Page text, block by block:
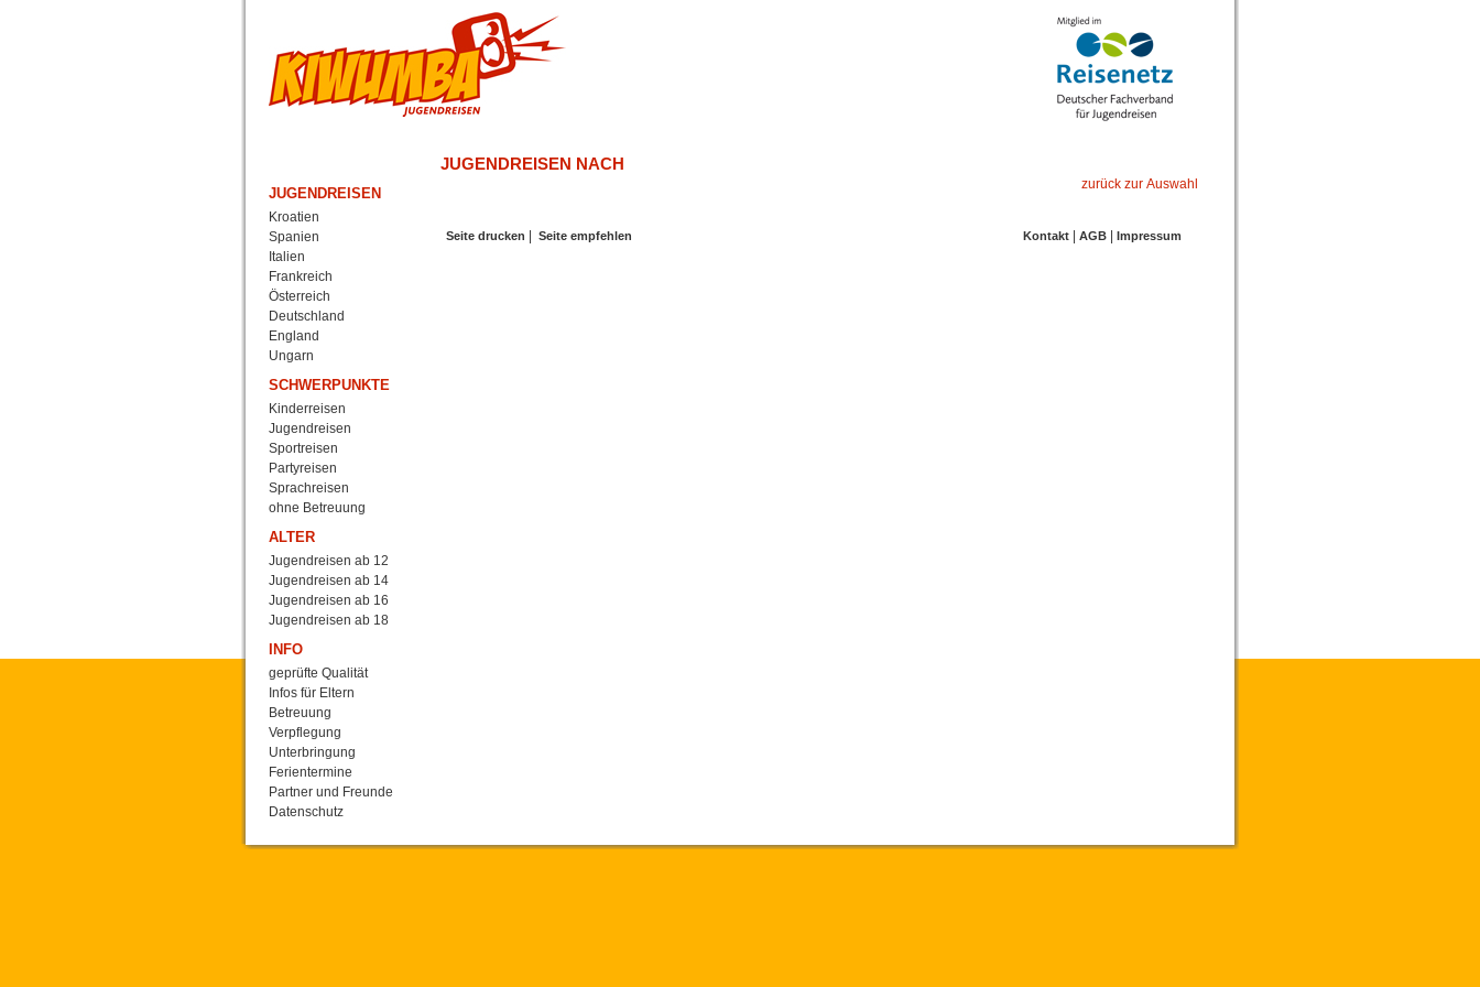
JUGENDREISEN
Kroatien
Spanien
Italien
Frankreich
Österreich
Deutschland
England
Ungarn
SCHWERPUNKTE
Kinderreisen
Jugendreisen
Sportreisen
Partyreisen
Sprachreisen
ohne Betreuung
ALTER
Jugendreisen ab 12
Jugendreisen ab 14
Jugendreisen ab 16
Jugendreisen ab 18
INFO
geprüfte Qualität
Infos für Eltern
Betreuung
Verpflegung
Unterbringung
Ferientermine
Partner und Freunde
Datenschutz
JUGENDREISEN NACH
zurück zur Auswahl
Seite drucken Seite empfehlen Kontakt AGB Impressum